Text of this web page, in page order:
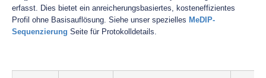
erfasst. Dies bietet ein anreicherungsbasiertes, kosteneffizientes
Profil ohne Basisauflösung. Siehe unser spezielles MeDIP-
Sequenzierung Seite für Protokolldetails.